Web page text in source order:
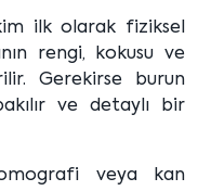
ilk olarak fiziksel
rengi, kokusu ve
Gerekirse burun
ve detaylı bir
veya kan